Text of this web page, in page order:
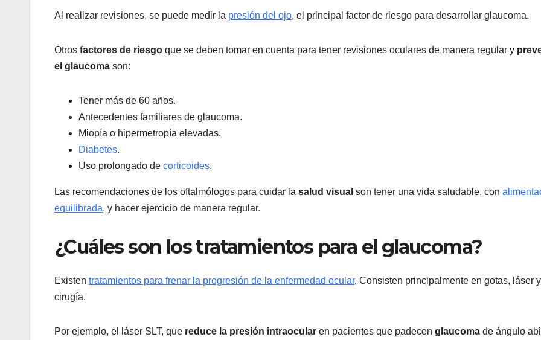
Al realizar revisiones, se puede medir la presión del ojo, el principal factor de riesgo para desarrollar glaucoma.
Otros factores de riesgo que se deben tomar en cuenta para tener revisiones oculares de manera regular y
el glaucoma son:
Tener más de 60 años.
Antecedentes familiares de glaucoma.
Miopía o hipermetropía elevadas.
Diabetes.
Uso prolongado de corticoides.
Las recomendaciones de los oftalmólogos para cuidar la salud visual son tener una vida saludable, con
equilibrada, y hacer ejercicio de manera regular.
¿Cuáles son los tratamientos para el glaucoma?
Existen tratamientos para frenar la progresión de la enfermedad ocular. Consisten principalmente en gotas, láser y
cirugía.
Por ejemplo, el láser SLT, que reduce la presión intraocular en pacientes que padecen glaucoma de ángulo